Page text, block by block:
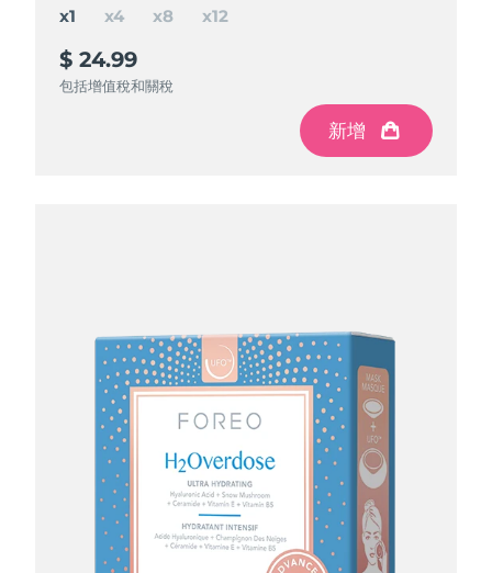
$ 24.99
包括增值稅和關稅
新增
$ 84.97
包括增值稅和關稅
新增
$ 150 $ 199.92
包括增值稅和關稅
新增
$ 195 $ 299.88
包括增值稅和關稅
新增
x1 x4 x8 x12